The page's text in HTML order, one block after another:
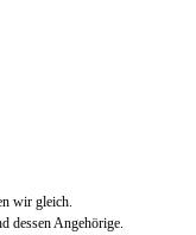
wir gleich.
dessen Angehörige.